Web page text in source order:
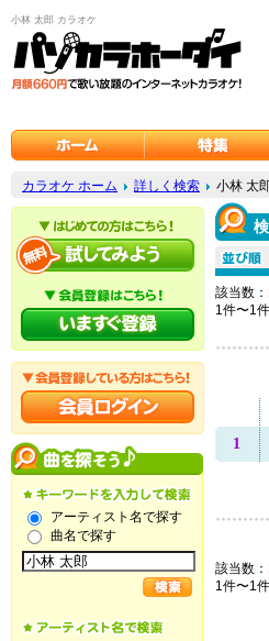
小林 太郎 カラオケ
カラオケ ホーム 詳しく検索 小林 太
アーティスト名で探す
曲名で探す
該当数：
1件〜1
1
該当数：
1件〜1